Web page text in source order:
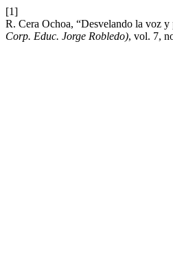
[1]
R. Cera Ochoa, “Desvelando la voz y
Corp. Educ. Jorge Robledo), vol. 7,